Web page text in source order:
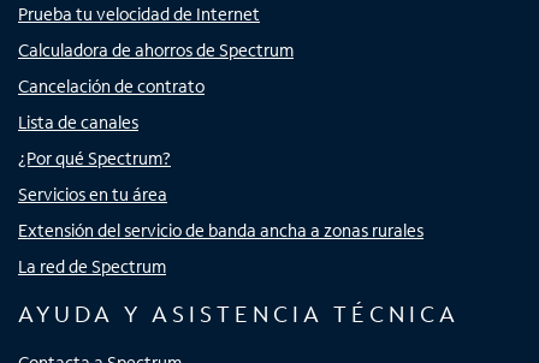
Prueba tu velocidad de Internet
Calculadora de ahorros de Spectrum
Cancelación de contrato
Lista de canales
¿Por qué Spectrum?
Servicios en tu área
Extensión del servicio de banda ancha a zonas rurales
La red de Spectrum
AYUDA Y ASISTENCIA TÉCNICA